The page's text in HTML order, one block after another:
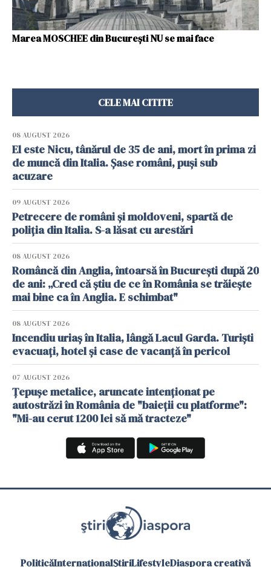
Marea MOSCHEE din Bucureşti NU se mai face
CELE MAI CITITE
08 AUGUST 2026
El este Nicu, tânărul de 35 de ani, mort în prima zi
de muncă din Italia. Șase români, puși sub
acuzare
09 AUGUST 2026
Petrecere de români și moldoveni, spartă de
poliția din Italia. S-a lăsat cu arestări
08 AUGUST 2026
Româncă din Anglia, întoarsă în București după 20
de ani: „Cred că știu de ce în România se trăiește
mai bine ca în Anglia. E schimbat"
08 AUGUST 2026
Incendiu uriaș în Italia, lângă Lacul Garda. Turiști
evacuați, hotel și case de vacanță în pericol
07 AUGUST 2026
Țepușe metalice, aruncate intenționat pe
autostrăzi în România de "baieții cu platforme":
"Mi-au cerut 1200 lei să mă tracteze"
PoliticăInternaționalȘtiriLifestyleDiaspora creativă